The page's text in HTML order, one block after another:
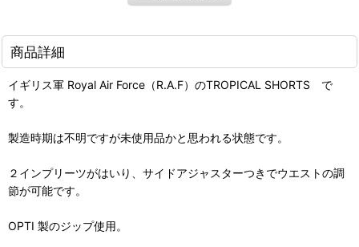
商品詳細
イギリス軍 Royal Air Force（R.A.F）のTROPICAL SHORTS で
す。
製造時期は不明ですが未使用品かと思われる状態です。
２インプリーツがはいり、サイドアジャスターつきでウエストの調
節が可能です。
OPTI 製のジップ使用。